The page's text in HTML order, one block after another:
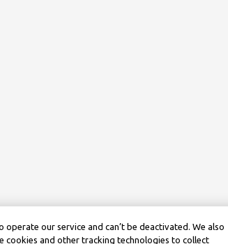
operate our service and can’t be deactivated. We also
cookies and other tracking technologies to collect